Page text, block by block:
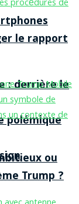
: derrière le
polémique
le rapport
ou
Trump ?